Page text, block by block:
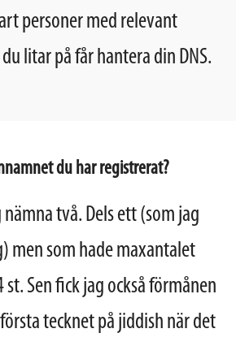
personer med relevant
litar på får hantera din DNS.
du har registrerat?
nämna två. Dels ett (som jag
men som hade maxantalet
Sen fick jag också förmånen
tecknet på jiddish när det